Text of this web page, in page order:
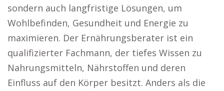
sondern auch langfristige Lösungen, um
Wohlbefinden, Gesundheit und Energie zu
maximieren. Der Ernährungsberater ist ein
qualifizierter Fachmann, der tiefes Wissen zu
Nahrungsmitteln, Nährstoffen und deren
Einfluss auf den Körper besitzt. Anders als die